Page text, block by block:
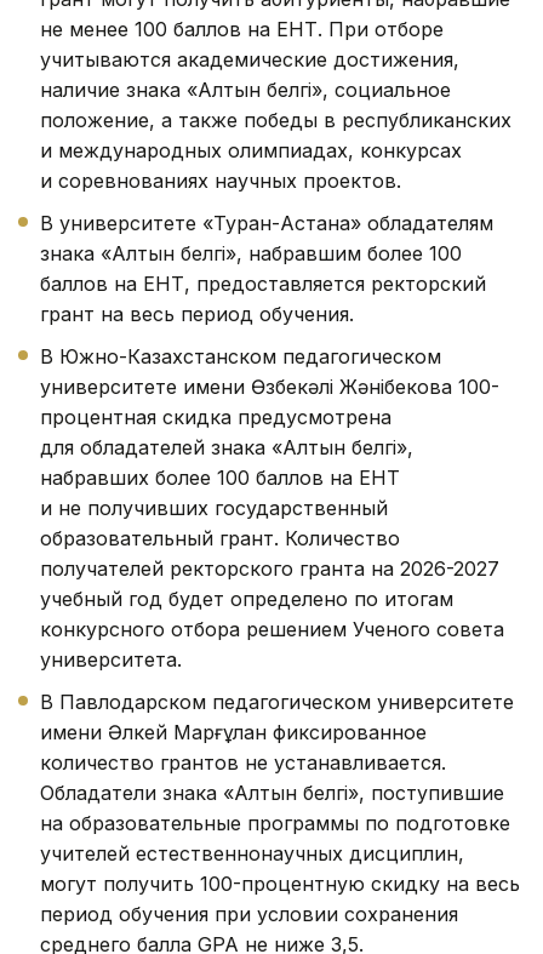
не менее 100 баллов на ЕНТ. При отборе
учитываются академические достижения,
наличие знака «Алтын белгі», социальное
положение, а также победы в республиканских
и международных олимпиадах, конкурсах
и соревнованиях научных проектов.
В университете «Туран-Астана» обладателям
знака «Алтын белгі», набравшим более 100
баллов на ЕНТ, предоставляется ректорский
грант на весь период обучения.
В Южно-Казахстанском педагогическом
университете имени Өзбекәлі Жәнібекова 100-
процентная скидка предусмотрена
для обладателей знака «Алтын белгі»,
набравших более 100 баллов на ЕНТ
и не получивших государственный
образовательный грант. Количество
получателей ректорского гранта на 2026-2027
учебный год будет определено по итогам
конкурсного отбора решением Ученого совета
университета.
В Павлодарском педагогическом университете
имени Әлкей Марғұлан фиксированное
количество грантов не устанавливается.
Обладатели знака «Алтын белгі», поступившие
на образовательные программы по подготовке
учителей естественнонаучных дисциплин,
могут получить 100-процентную скидку на весь
период обучения при условии сохранения
среднего балла GPA не ниже 3,5.